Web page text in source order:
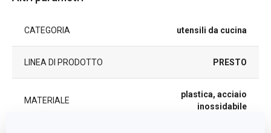
CATEGORIA utensili da cucina
LINEA DI PRODOTTO PRESTO
MATERIALE
plastica, acciaio
inossidabile